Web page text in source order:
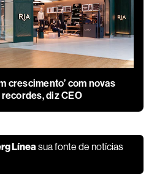
crescimento’ com novas
diz CEO
Líneasua fonte de notícias